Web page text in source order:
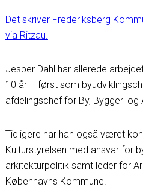
Det skriver Frederiksberg
via Ritzau.
Jesper Dahl har allerede
10 år – først som
afdelingschef for By, Byggeri og
Tidligere har han også været
Kulturstyrelsen med ansvar for
arkitekturpolitik samt leder for
Københavns Kommune.